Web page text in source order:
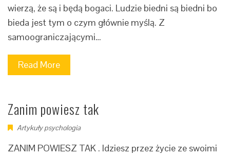
wierzą, że są i będą bogaci. Ludzie biedni są biedni bo
bieda jest tym o czym głównie myślą. Z
samoograniczającymi…
Read More
Zanim powiesz tak
Artykuły psychologia
ZANIM POWIESZ TAK . Idziesz przez życie ze swoimi